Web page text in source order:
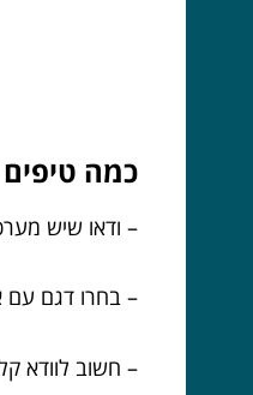
כמה טיפים
– ודאו שיש
– בחרו דגם עם
– חשוב לוודא